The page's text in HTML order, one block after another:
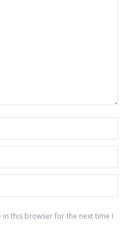
in this browser for the next time I